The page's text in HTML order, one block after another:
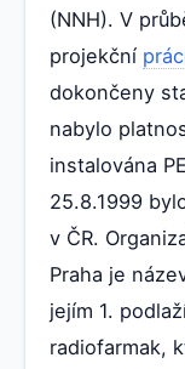
(NNH). V
projekční
dokončeny
nabylo
instalována
25.8.1999
v ČR.
Praha je
jejím 1.
radiofarmak,